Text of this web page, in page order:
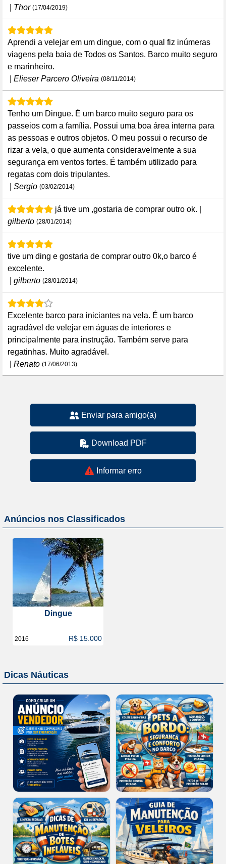
Thor (17/04/2019)
Aprendi a velejar em um dingue, com o qual fiz inúmeras
viagens pela baia de Todos os Santos. Barco muito seguro
e marinheiro.
Elieser Parcero Oliveira (08/11/2014)
Tenho um Dingue. É um barco muito seguro para os
passeios com a família. Possui uma boa área interna para
as pessoas e outros objetos. O meu possui o recurso de
rizar a vela, o que aumenta consideravelmente a sua
segurança em ventos fortes. É também utilizado para
regatas com dois tripulantes.
Sergio (03/02/2014)
já tive um ,gostaria de comprar outro ok.
gilberto (28/01/2014)
tive um ding e gostaria de comprar outro 0k,o barco é
excelente.
gilberto (28/01/2014)
Excelente barco para iniciantes na vela. É um barco
agradável de velejar em águas de interiores e
principalmente para instrução. Também serve para
regatinhas. Muito agradável.
Renato (17/06/2013)
Enviar para amigo(a)
Download PDF
Informar erro
Anúncios nos Classificados
Dingue
2016 R$ 15.000
Dicas Náuticas